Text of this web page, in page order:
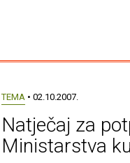
TEMA• 02.10.2007.
Natječaj za
Ministarstva